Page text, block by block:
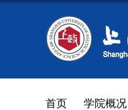
首页 学院概况